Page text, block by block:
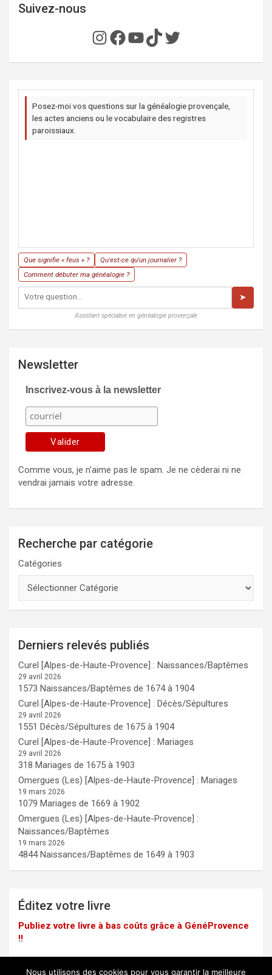
Suivez-nous
Instagram
Facebook
YouTube
TikTok
Twitter
Posez-moi vos questions sur la généalogie provençale,
les actes anciens ou le vocabulaire des registres
paroissiaux.
Que signifie « feus » ?
Qu'est-ce qu'un journalier ?
Comment débuter ma généalogie ?
➤
Assistant spécialisé en généalogie provençale
Newsletter
Inscrivez-vous à la newsletter
Comme vous, je n'aime pas le spam. Je ne cèderai ni ne
vendrai jamais votre adresse.
Recherche par catégorie
Catégories
Derniers relevés publiés
Curel [Alpes-de-Haute-Provence] : Naissances/Baptêmes
29 avril 2026
1573 Naissances/Baptêmes de 1674 à 1904
Curel [Alpes-de-Haute-Provence] : Décès/Sépultures
29 avril 2026
1551 Décès/Sépultures de 1675 à 1904
Curel [Alpes-de-Haute-Provence] : Mariages
29 avril 2026
318 Mariages de 1675 à 1903
Omergues (Les) [Alpes-de-Haute-Provence] : Mariages
19 mars 2026
1079 Mariages de 1669 à 1902
Omergues (Les) [Alpes-de-Haute-Provence] :
Naissances/Baptêmes
19 mars 2026
4844 Naissances/Baptêmes de 1649 à 1903
Éditez votre livre
Publiez votre livre à bas coûts grâce à GénéProvence
!!
Nous utilisons des cookies pour vous garantir la meilleure